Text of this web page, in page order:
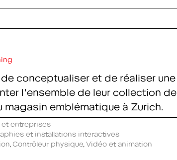
conceptualiser et de réaliser une
l'ensemble de leur collection de
emblématique à Zurich.
et entreprises
et installations interactives
Contrôleur physique ,Vidéo et animation